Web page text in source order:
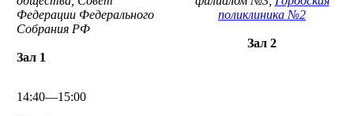
Федерации Федерального
Собрания РФ
Зал 1
поликлиника №2
Зал 2
14:40—15:00